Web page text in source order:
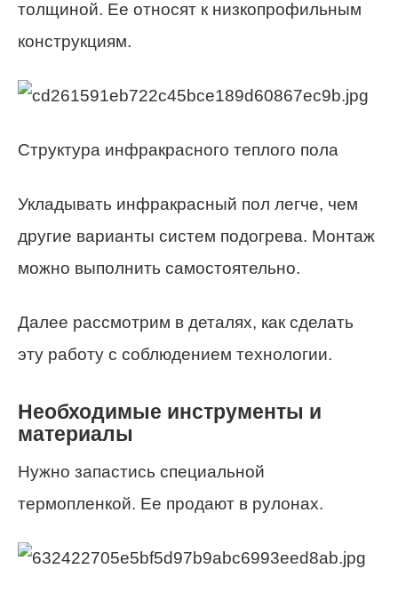
толщиной. Ее относят к низкопрофильным
конструкциям.
Структура инфракрасного теплого пола
Укладывать инфракрасный пол легче, чем
другие варианты систем подогрева. Монтаж
можно выполнить самостоятельно.
Далее рассмотрим в деталях, как сделать
эту работу с соблюдением технологии.
Необходимые инструменты и
материалы
Нужно запастись специальной
термопленкой. Ее продают в рулонах.